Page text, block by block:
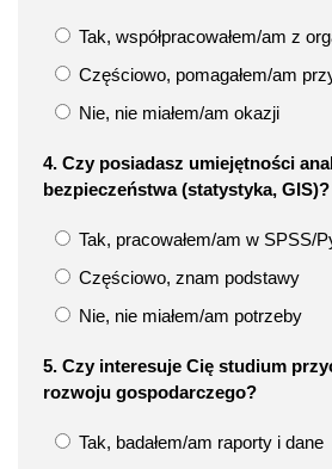
Tak, współpracowałem/am z
Częściowo, pomagałem/am
Nie, nie miałem/am okazji
4. Czy posiadasz umiejętności
bezpieczeństwa (statystyka, GIS)?
Tak, pracowałem/am w SPSS/
Częściowo, znam podstawy
Nie, nie miałem/am potrzeby
5. Czy interesuje Cię studium
rozwoju gospodarczego?
Tak, badałem/am raporty i dane